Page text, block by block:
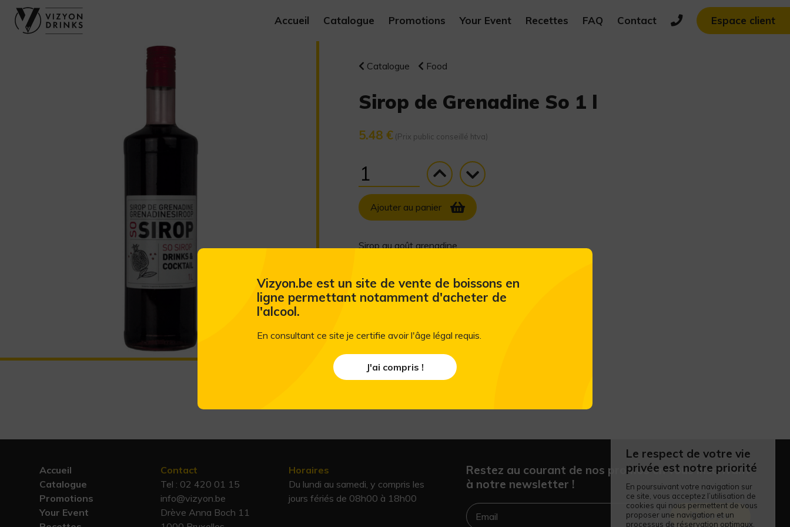
Accueil Catalogue Promotions Your Event Recettes FAQ Contact Espace client
Catalogue Food
Sirop de Grenadine So 1 l
5.48 €(Prix public conseillé htva)
Ajouter au panier
Sirop au goût grenadine
Accueil
Catalogue
Promotions
Your Event
Contact
Tel : 02 420 01 15
info@vizyon.be
Drève Anna Boch 11
Horaires
Du lundi au samedi, y compris les
jours fériés de 08h00 à 18h00
Restez au courant de nos promos en vous inscrivant
à notre newsletter !
Envoyer
Le respect de votre vie
privée est notre priorité
En poursuivant votre navigation sur
ce site, vous acceptez l’utilisation de
cookies qui nous permettent de vous
proposer une navigation et un
processus de réservation optimaux.
Vizyon.be est un site de vente de boissons en
ligne permettant notamment d'acheter de
l'alcool.
En consultant ce site je certifie avoir l'âge légal requis.
J'ai compris !